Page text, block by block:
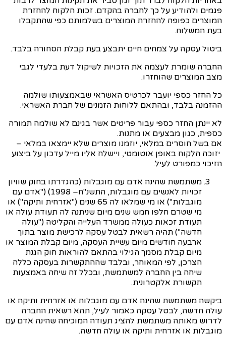
פגמים ולהודיע על כך לחברה בהקדם. זכות הלקוח להחזרת
המוצרים כפופה להחזרת המוצרים בשלמותם כפי שהתקבלו
בעת המשלוח.
ביטול עסקה על צמחים חיים יתבצע בעת קבלת הסחורה בלבד.
החברה שומרת לעצמה את הזכויות לשיקול דעת בלעדי לגבי
מצב המוצרים שהוחזרו.
כל החזר כספי יועבר לכרטיס האשראי שבאמצעותו שולמה
ההזמנה בלבד, ובהתאם ללוחות הזמנים של חברת האשראי.
לא יינתן החזר כספי עבור פריטים אשר בגינם לא שולמה תמורה
כספית, כגון מבצעים או מתנות.
אם בשל חוסרים במלאי, יוזמנו מוצרים שלא יימצאו במלאי –
יזוכה הלקוח באופן אוטומטי, ויישלח אליו מייל עדכון על ביצוע
הזיכוי כמפורט לעיל.
משתמשת שהינה אדם עם מוגבלות (כהגדרתו בחוק שוויון
זכויות לאנשים עם מוגבלות, התשנ"ח
– 1998) ("אדם עם
מוגבלות") או מי שמלאו לה 65 שנים ("אזרחית ותיקה") או
מי שטרם חלפו חמש שנים מיום שניתנה לה תעודת עולה או
תעודת זכאות כעולה ממשרד העלייה והקליטה ("עולה
חדשה") תהיה רשאית לבטל עסקה לרכישת מוצר בתוך
ארבעה חודשים מיום עשיית העסקה, מיום קבלת המוצר או
מיום קבלת מסמך הגילוי בהתאם להוראות חוק הגנת
הצרכן, לפי המאוחר, ובלבד שההתקשרות בעסקה כללה
שיחה בין החברה למשתמשת, ובכלל זה שיחה באמצעות
תקשורת אלקטרונית.
ביקשה משתמשת שהינה אדם עם מוגבלות או אזרחית ותיקה או
עולה חדשה, לבטל עסקה כאמור לעיל, תהא רשאית החברה
לדרוש מאותה משתמשת להציג תעודה המוכיחה שהינה אדם עם
מוגבלות או אזרחית ותיקה או עולה חדשה.